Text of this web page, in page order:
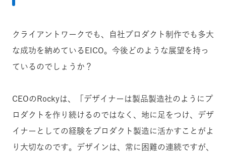
クライアントワークでも、自社プロダクト制作でも多大
な成功を納めているEICO。今後どのような展望を持っ
ているのでしょうか？
CEOのRockyは、「デザイナーは製品製造社のようにプ
ロダクトを作り続けるのではなく、地に足をつけ、デザ
イナーとしての経験をプロダクト製造に活かすことがよ
り大切なのです。デザインは、常に困難の連続ですが、